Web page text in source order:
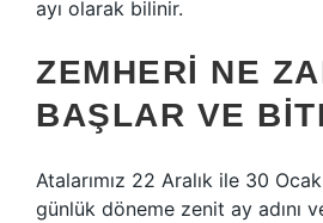
ayı olarak bilinir.
ZEMHERI NE
BAŞLAR VE
Atalarımız 22 Aralık ile 30
günlük döneme zenit ay adını